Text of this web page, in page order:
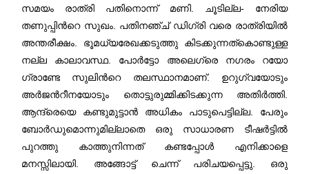
സമയം രാത്രി പതിനൊന്ന് മണി. ചൂടില്ല- നേരിയ
തണുപ്പിന്‍റെ സുഖം. പതിനഞ്ച് ഡിഗ്രി വരെ രാത്രിയില്‍
അന്തരീക്ഷം. ഭൂമധ്യരേഖക്കടുത്തു കിടക്കുന്നത്കൊണ്ടുള്ള
നല്ല കാലാവസ്ഥ. പോര്‍ട്ടോ അലെഗ്രെ നഗരം റയോ
ഗ്രാണ്ടേ സുലിന്‍റെ തലസ്ഥാനമാണ്. ഉറുഗ്വയോടും
അര്‍ജന്‍റീനയോടും തൊട്ടുരുമ്മിക്കിടക്കുന്ന അതിര്‍ത്തി.
ആന്ദ്രെയെ കണ്ടുമുട്ടാന്‍ അധികം പാടുപെട്ടില്ല. പേരും
ബോര്‍ഡുമൊന്നുമില്ലാതെ ഒരു സാധാരണ ടീഷര്‍ട്ടില്‍
പുറത്തു കാത്തുനിന്നത് കണ്ടപ്പോള്‍ എനിക്കാളെ
മനസ്സിലായി. അങ്ങോട്ട്‌ ചെന്ന് പരിചയപ്പെട്ടു‍. ഒരു